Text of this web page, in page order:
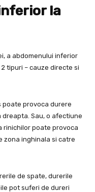
la
a abdomenului inferior
tipuri – cauze directe si
poate provoca durere
Sau, o afectiune
rinichilor poate provoca
zona inghinala si catre
de spate, durerile
pot suferi de dureri